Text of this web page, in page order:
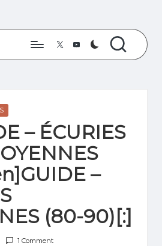
TwitterYouTube
– ÉCURIES
–
(80-90)[:]
1 Comment